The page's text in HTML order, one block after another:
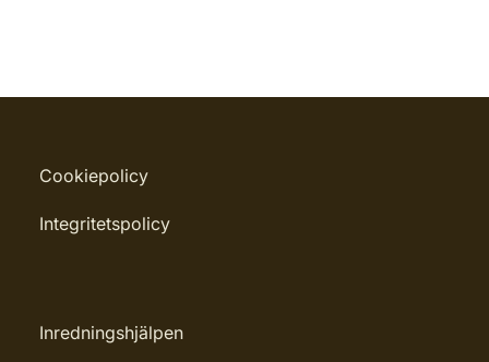
Cookiepolicy
Integritetspolicy
Inredningshjälpen